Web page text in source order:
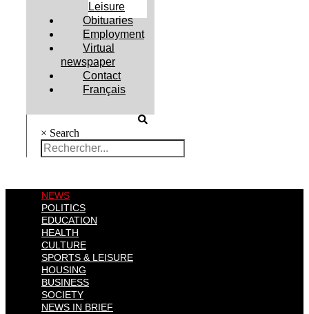
Leisure
Obituaries
Employment
Virtual
newspaper
Contact
Français
× Search
NEWS
POLITICS
EDUCATION
HEALTH
CULTURE
SPORTS & LEISURE
HOUSING
BUSINESS
SOCIETY
NEWS IN BRIEF